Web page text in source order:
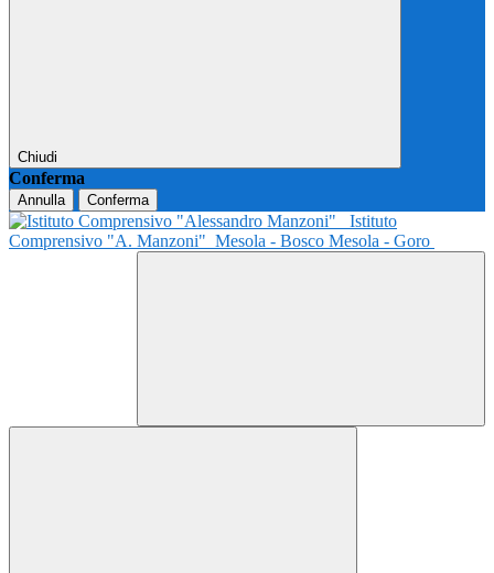
Chiudi
Conferma
Annulla Conferma
Istituto
Comprensivo "A. Manzoni" Mesola - Bosco Mesola - Goro